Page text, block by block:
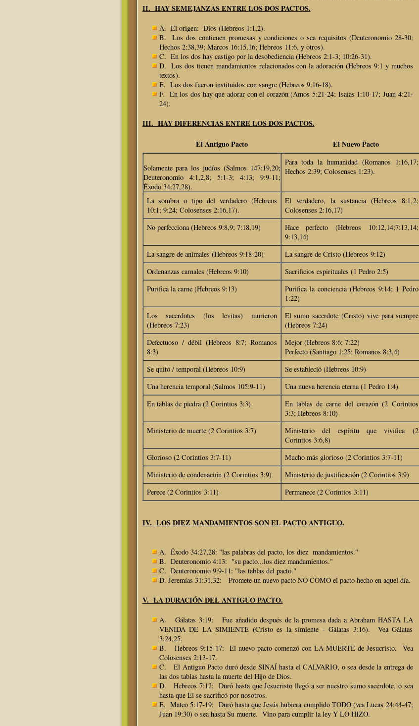
II. HAY SEMEJANZAS ENTRE LOS DOS PACTOS.
A. El origen: Dios (Hebreos 1:1,2).
B. Los dos contienen promesas y condiciones o sea requisitos (Deuteronomio 28-30;
Hechos 2:38,39; Marcos 16:15,16; Hebreos 11:6, y otros).
C. En los dos hay castigo por la desobediencia (Hebreos 2:1-3; 10:26-31).
D. Los dos tienen mandamientos relacionados con la adoración (Hebreos 9:1 y muchos
textos).
E. Los dos fueron instituidos con sangre (Hebreos 9:16-18).
F. En los dos hay que adorar con el corazón (Amos 5:21-24; Isaías 1:10-17; Juan 4:21-
24).
III. HAY DIFERENCIAS ENTRE LOS DOS PACTOS.
El Antiguo Pacto El Nuevo Pacto
Solamente para los judíos (Salmos 147:19,20;
Deuteronomio 4:1,2,8; 5:1-3; 4:13; 9:9-11;
Éxodo 34:27,28).
Para toda la humanidad (Romanos 1:16,17;
Hechos 2:39; Colosenses 1:23).
La sombra o tipo del verdadero (Hebreos
10:1; 9:24; Colosenses 2:16,17).
El verdadero, la sustancia (Hebreos 8:1,2;
Colosenses 2:16,17)
No perfecciona (Hebreos 9:8,9; 7:18,19)
Hace perfecto (Hebreos 10:12,14;7:13,14;
9:13,14)
La sangre de animales (Hebreos 9:18-20)
La sangre de Cristo (Hebreos 9:12)
Ordenanzas carnales (Hebreos 9:10)
Sacrificios espirituales (1 Pedro 2:5)
Purifica la carne (Hebreos 9:13)
Purifica la conciencia (Hebreos 9:14; 1 Pedro
1:22)
Los sacerdotes (los levitas) murieron
(Hebreos 7:23)
El sumo sacerdote (Cristo) vive para siempre
(Hebreos 7:24)
Defectuoso / débil (Hebreos 8:7; Romanos
8:3)
Mejor (Hebreos 8:6; 7:22)
Perfecto (Santiago 1:25; Romanos 8:3,4)
Se quitó / temporal (Hebreos 10:9)
Se estableció (Hebreos 10:9)
Una herencia temporal (Salmos 105:9-11)
Una nueva herencia eterna (1 Pedro 1:4)
En tablas de piedra (2 Corintios 3:3)
En tablas de carne del corazón (2 Corintios
3:3; Hebreos 8:10)
Ministerio de muerte (2 Corintios 3:7)
Ministerio del espíritu que vivifica (2
Corintios 3:6,8)
Glorioso (2 Corintios 3:7-11)
Mucho más glorioso (2 Corintios 3:7-11)
Ministerio de condenación (2 Corintios 3:9)
Ministerio de justificación (2 Corintios 3:9)
Perece (2 Corintios 3:11)
Permanece (2 Corintios 3:11)
IV. LOS DIEZ MANDAMIENTOS SON EL PACTO ANTIGUO.
A. Éxodo 34:27,28: "las palabras del pacto, los diez mandamientos."
B. Deuteronomio 4:13: "su pacto...los diez mandamientos."
C. Deuteronomio 9:9-11: "las tablas del pacto."
D. Jeremías 31:31,32: Promete un nuevo pacto NO COMO el pacto hecho en aquel día.
V. LA DURACIÓN DEL ANTIGUO PACTO.
A. Gálatas 3:19: Fue añadido después de la promesa dada a Abraham HASTA LA
VENIDA DE LA SIMIENTE (Cristo es la simiente - Gálatas 3:16). Vea Gálatas
3:24,25.
B. Hebreos 9:15-17: El nuevo pacto comenzó con LA MUERTE de Jesucristo. Vea
Colosenses 2:13-17.
C. El Antiguo Pacto duró desde SINAÍ hasta el CALVARIO, o sea desde la entrega de
las dos tablas hasta la muerte del Hijo de Dios.
D. Hebreos 7:12: Duró hasta que Jesucristo llegó a ser nuestro sumo sacerdote, o sea
hasta que El se sacrificó por nosotros.
E. Mateo 5:17-19: Duró hasta que Jesús hubiera cumplido TODO (vea Lucas 24:44-47;
Juan 19:30) o sea hasta Su muerte. Vino para cumplir la ley Y LO HIZO.